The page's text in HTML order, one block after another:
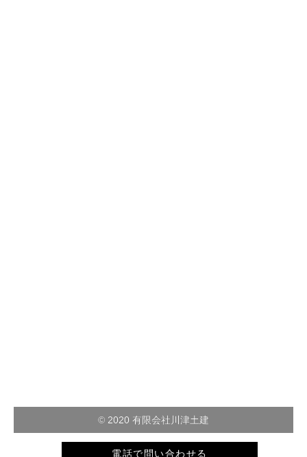
電話で問い合わせる
© 2020 有限会社川津土建